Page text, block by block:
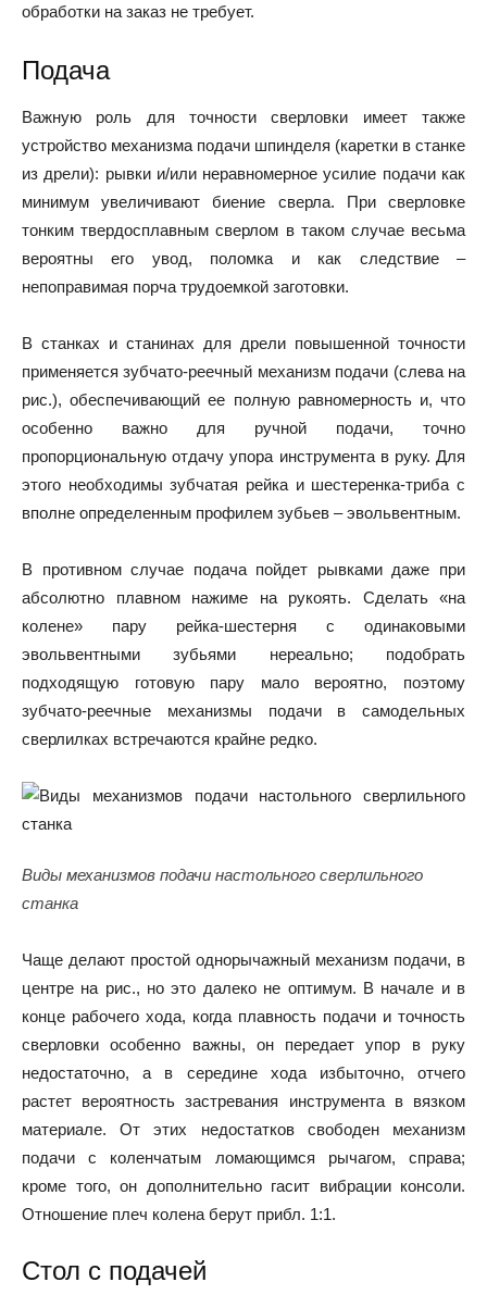
обработки на заказ не требует.
Подача
Важную роль для точности сверловки имеет также
устройство механизма подачи шпинделя (каретки в станке
из дрели): рывки и/или неравномерное усилие подачи как
минимум увеличивают биение сверла. При сверловке
тонким твердосплавным сверлом в таком случае весьма
вероятны его увод, поломка и как следствие –
непоправимая порча трудоемкой заготовки.
В станках и станинах для дрели повышенной точности
применяется зубчато-реечный механизм подачи (слева на
рис.), обеспечивающий ее полную равномерность и, что
особенно важно для ручной подачи, точно
пропорциональную отдачу упора инструмента в руку. Для
этого необходимы зубчатая рейка и шестеренка-триба с
вполне определенным профилем зубьев – эвольвентным.
В противном случае подача пойдет рывками даже при
абсолютно плавном нажиме на рукоять. Сделать «на
колене» пару рейка-шестерня с одинаковыми
эвольвентными зубьями нереально; подобрать
подходящую готовую пару мало вероятно, поэтому
зубчато-реечные механизмы подачи в самодельных
сверлилках встречаются крайне редко.
Виды механизмов подачи настольного сверлильного
станка
Чаще делают простой однорычажный механизм подачи, в
центре на рис., но это далеко не оптимум. В начале и в
конце рабочего хода, когда плавность подачи и точность
сверловки особенно важны, он передает упор в руку
недостаточно, а в середине хода избыточно, отчего
растет вероятность застревания инструмента в вязком
материале. От этих недостатков свободен механизм
подачи с коленчатым ломающимся рычагом, справа;
кроме того, он дополнительно гасит вибрации консоли.
Отношение плеч колена берут прибл. 1:1.
Стол с подачей